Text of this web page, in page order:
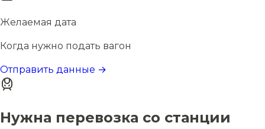
Желаемая дата
Когда нужно подать вагон
Отправить данные →
Нужна перевозка со станции